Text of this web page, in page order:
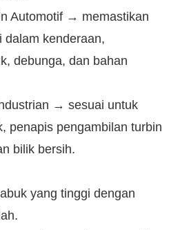
Automotif → memastikan
dalam kenderaan,
debunga, dan bahan
→ sesuai untuk
penapis pengambilan turbin
bilik bersih.
yang tinggi dengan